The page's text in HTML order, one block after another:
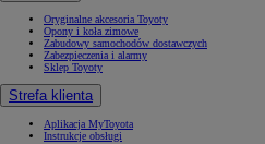
Oryginalne akcesoria Toyoty
Opony i koła zimowe
Zabudowy samochodów dostawczych
Zabezpieczenia i alarmy
Sklep Toyoty
Strefa klienta
Aplikacja MyToyota
Instrukcje obsługi